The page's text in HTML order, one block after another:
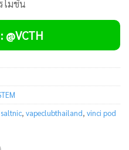
โมชัน
@VCTH
saltnic, vapeclubthailand, vinci pod